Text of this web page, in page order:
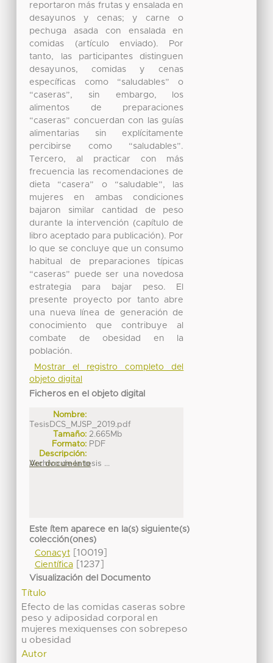
reportaron más frutas y ensalada en
desayunos y cenas; y carne o
pechuga asada con ensalada en
comidas (artículo enviado). Por
tanto, las participantes distinguen
desayunos, comidas y cenas
específicas como “saludables” o
“caseras”, sin embargo, los
alimentos de preparaciones
“caseras” concuerdan con las guías
alimentarias sin explícitamente
percibirse como “saludables”.
Tercero, al practicar con más
frecuencia las recomendaciones de
dieta “casera” o “saludable”, las
mujeres en ambas condiciones
bajaron similar cantidad de peso
durante la intervención (capítulo de
libro aceptado para publicación). Por
lo que se concluye que un consumo
habitual de preparaciones típicas
“caseras” puede ser una novedosa
estrategia para bajar peso. El
presente proyecto por tanto abre
una nueva línea de generación de
conocimiento que contribuye al
combate de obesidad en la
población.
Mostrar el registro completo del
objeto digital
Ficheros en el objeto digital
Nombre:
TesisDCS_MJSP_2019.pdf
Tamaño: 2.665Mb
Formato: PDF
Descripción:
Archivo de la tesis ...
Ver documento
Este ítem aparece en la(s) siguiente(s)
colección(ones)
Conacyt[10019]
Científica[1237]
Visualización del Documento
Título
Efecto de las comidas caseras sobre
peso y adiposidad corporal en
mujeres mexiquenses con sobrepeso
u obesidad
Autor